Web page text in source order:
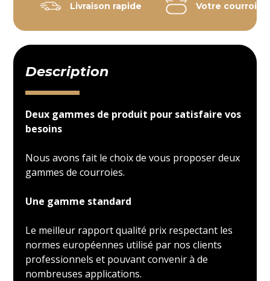
Livraison rapide Votre courroie
Description
Deux gammes de produit pour satisfaire vos
besoins
Nous avons fait le choix de vous proposer deux
gammes de courroies.
Une gamme standard
Le meilleur rapport qualité prix respectant les
normes européennes utilisé par nos clients
professionnels et pouvant convenir à de
nombreuses applications.